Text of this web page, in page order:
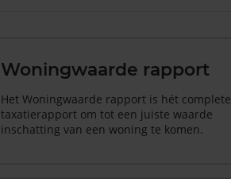
Woningwaarde rapport
Het Woningwaarde rapport is hét complete
taxatierapport om tot een juiste waarde
inschatting van een woning te komen.